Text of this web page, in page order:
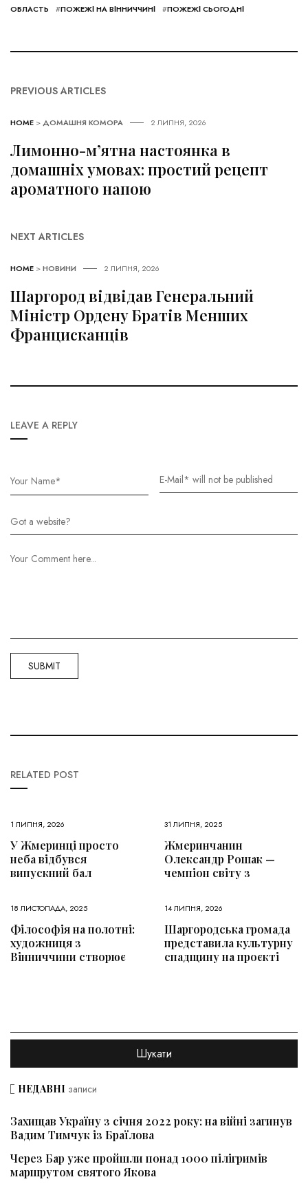
ОБЛАСТЬ #ПОЖЕЖІ НА ВІННИЧЧИНІ #ПОЖЕЖІ СЬОГОДНІ
PREVIOUS ARTICLES
HOME >ДОМАШНЯ КОМОРА 2 ЛИПНЯ, 2026
Лимонно-м’ятна настоянка в
домашніх умовах: простий рецепт
ароматного напою
NEXT ARTICLES
HOME >НОВИНИ 2 ЛИПНЯ, 2026
Шаргород відвідав Генеральний
Міністр Ордену Братів Менших
Францисканців
LEAVE A REPLY
RELATED POST
1 ЛИПНЯ, 2026
У Жмеринці просто
неба відбувся
випускний бал
31 ЛИПНЯ, 2025
Жмеринчанин
Олександр Рошак —
чемпіон світу з
18 ЛИСТОПАДА, 2025
Філософія на полотні:
художниця з
Вінниччини створює
14 ЛИПНЯ, 2026
Шаргородська громада
представила культурну
спадщину на проєкті
НЕДАВНІ записи
Захищав Україну з січня 2022 року: на війні загинув
Вадим Тимчук із Браїлова
Через Бар уже пройшли понад 1000 пілігримів
маршрутом святого Якова